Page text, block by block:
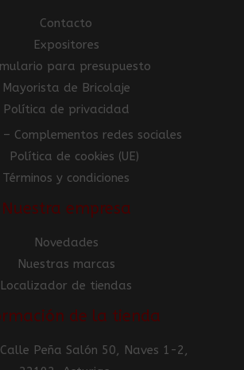
Contacto
Expositores
para presupuesto
Mayorista de Bricolaje
Política de privacidad
– Complementos redes sociales
Política de cookies (UE)
Términos y condiciones
Nuestra empresa
Novedades
Nuestras marcas
Localizador de tiendas
de la tienda
Calle Peña Salón 50, Naves 1-2,